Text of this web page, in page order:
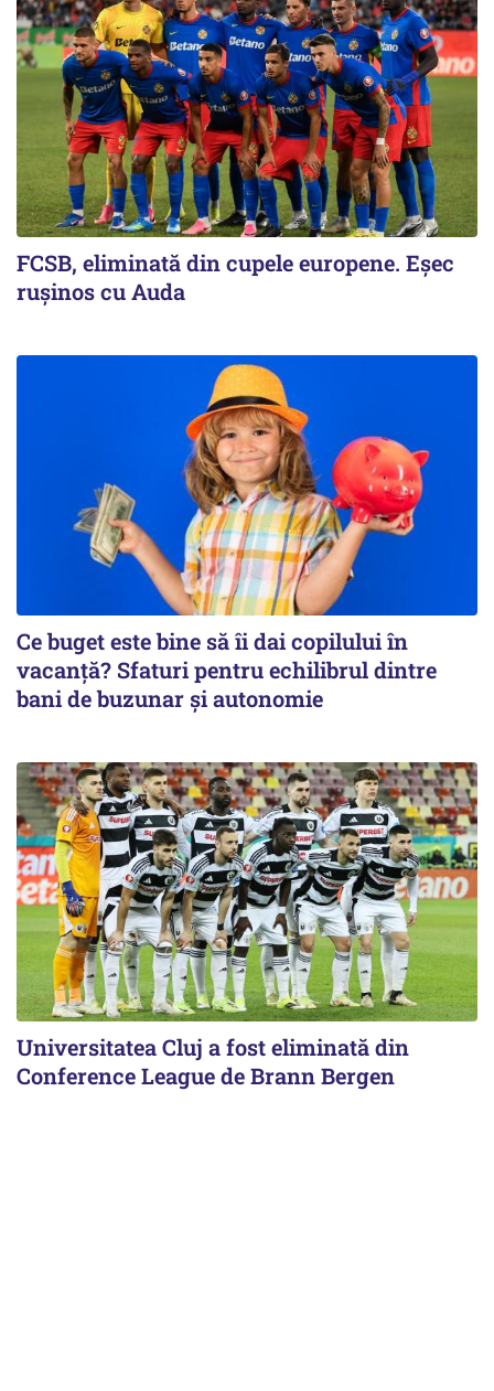
FCSB, eliminată din cupele europene. Eşec
ruşinos cu Auda
Ce buget este bine să îi dai copilului în
vacanță? Sfaturi pentru echilibrul dintre
bani de buzunar și autonomie
Universitatea Cluj a fost eliminată din
Conference League de Brann Bergen